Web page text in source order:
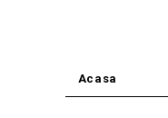
Acasa